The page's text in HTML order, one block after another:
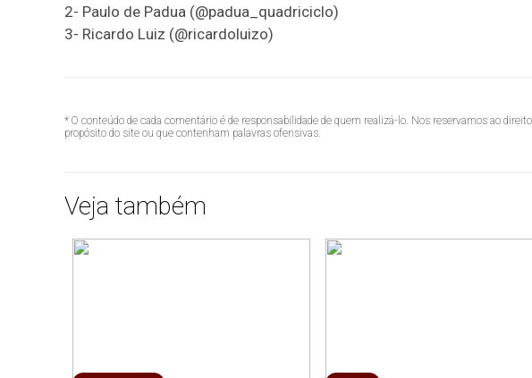
2- Paulo de Padua (@padua_quadriciclo)
3- Ricardo Luiz (@ricardoluizo)
* O conteúdo de cada comentário é de responsabilidade de quem realizá-lo. Nos reservamos ao
propósito do site ou que contenham palavras ofensivas.
Veja também